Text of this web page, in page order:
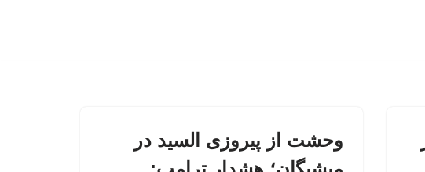
وحشت از پیروزی السید در